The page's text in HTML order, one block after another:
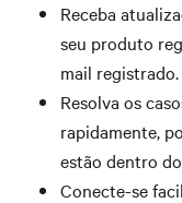
Receba
seu produto
mail registrado.
Resolva os
rapidamente,
estão dentro
Conecte-se